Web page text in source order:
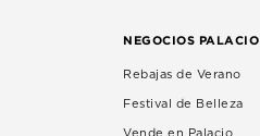
NEGOCIOS PALACIO
Rebajas de Verano
Festival de Belleza
Vende en Palacio